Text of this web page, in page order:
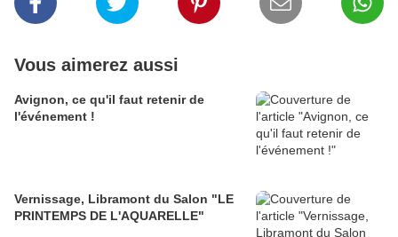
Vous aimerez aussi
Avignon, ce qu'il faut retenir de
l'événement !
Vernissage, Libramont du Salon "LE
PRINTEMPS DE L'AQUARELLE"